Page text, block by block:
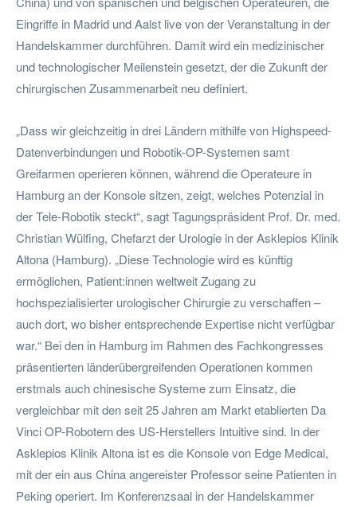
Eingriffe in Madrid und Aalst live von der Veranstaltung in der
Handelskammer durchführen. Damit wird ein medizinischer
und technologischer Meilenstein gesetzt, der die Zukunft der
chirurgischen Zusammenarbeit neu definiert.
„Dass wir gleichzeitig in drei Ländern mithilfe von Highspeed-
Datenverbindungen und Robotik-OP-Systemen samt
Greifarmen operieren können, während die Operateure in
Hamburg an der Konsole sitzen, zeigt, welches Potenzial in
der Tele-Robotik steckt“, sagt Tagungspräsident Prof. Dr. med.
Christian Wülfing, Chefarzt der Urologie in der Asklepios Klinik
Altona (Hamburg). „Diese Technologie wird es künftig
ermöglichen, Patient:innen weltweit Zugang zu
hochspezialisierter urologischer Chirurgie zu verschaffen –
auch dort, wo bisher entsprechende Expertise nicht verfügbar
war.“ Bei den in Hamburg im Rahmen des Fachkongresses
präsentierten länderübergreifenden Operationen kommen
erstmals auch chinesische Systeme zum Einsatz, die
vergleichbar mit den seit 25 Jahren am Markt etablierten Da
Vinci OP-Robotern des US-Herstellers Intuitive sind. In der
Asklepios Klinik Altona ist es die Konsole von Edge Medical,
mit der ein aus China angereister Professor seine Patienten in
Peking operiert. Im Konferenzsaal in der Handelskammer